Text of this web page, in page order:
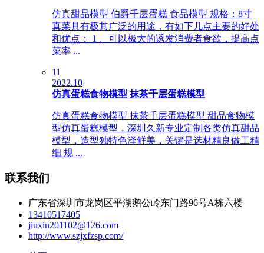
仿真甜品模型 伯爵千层蛋糕 食品模型 规格：8寸
真菜具有极其广泛的用途，有如下几点主要的好处
和优点： 1 、可以极大的诱发消费者食欲，提高点
菜率 ...
11
2022.10
仿真蛋糕食物模型 抹茶千层蛋糕模型
仿真蛋糕食物模型 抹茶千层蛋糕模型 甜品食物模
型仿真蛋糕模型，深圳久新专业定制各类仿真甜品
模型，造型独特色泽鲜美，关键是选材精良做工精
细 规 ...
联系我们
广东省深圳市龙岗区平湖鹅公岭东门路96号A栋六楼
13410517405
jiuxin201102@126.com
http://www.szjxfzsp.com/